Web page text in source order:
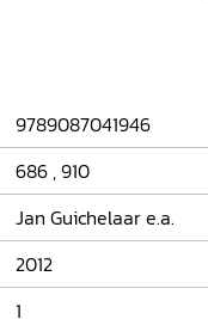
9789087041946
686 ,910
Jan Guichelaar e.a.
2012
1